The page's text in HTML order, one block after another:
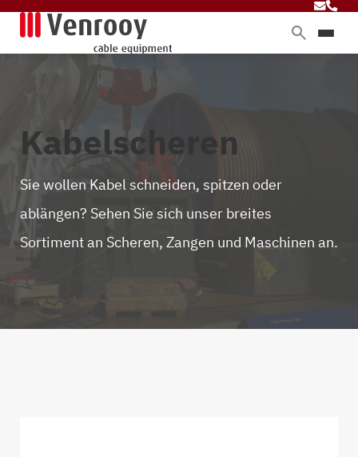
Branchen
Über Venrooy
Blog
Kabelscheren
Sie wollen Kabel schneiden, spitzen oder
ablängen? Sehen Sie sich unser breites
Sortiment an Scheren, Zangen und Maschinen an.